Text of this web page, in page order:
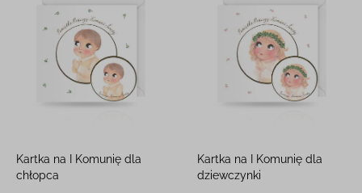
Kartka na I Komunię dla
chłopca
Kartka na I Komunię dla
dziewczynki